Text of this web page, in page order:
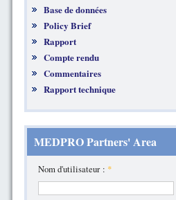
Base de données
Policy Brief
Rapport
Compte rendu
Commentaires
Rapport technique
MEDPRO Partners' Area
Nom d'utilisateur : *